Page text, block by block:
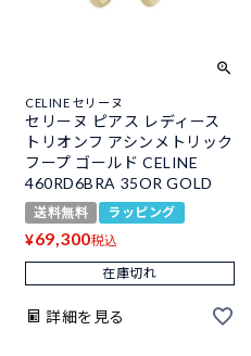
CELINE セリーヌ
セリーヌ ピアス レディース
トリオンフ アシンメトリック
フープ ゴールド CELINE
460RD6BRA 35OR GOLD
送料無料 ラッピング
¥69,300税込
在庫切れ
詳細を見る